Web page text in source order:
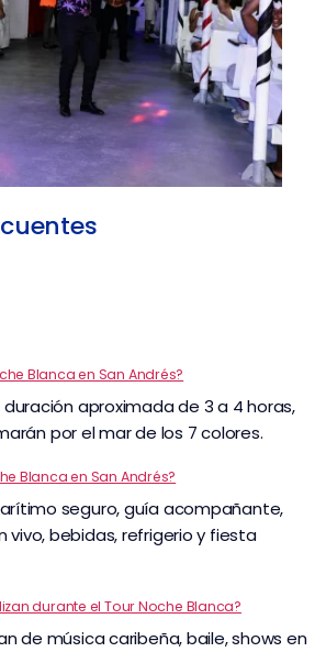
Blanca en San Andrés?
aproximada de 3 a 4 horas,
por el mar de los 7 colores.
Blanca en San Andrés?
seguro, guía acompañante,
vivo, bebidas, refrigerio y fiesta
durante el Tour Noche Blanca?
de música caribeña, baile, shows en